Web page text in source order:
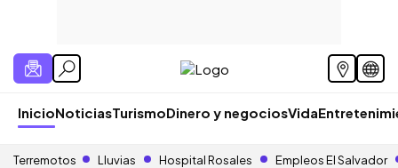
InicioNoticiasTurismoDinero y negociosVida
Terremotos Lluvias Hospital Rosales Empleos El Salvador